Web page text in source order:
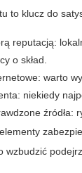
to klucz do
reputacją:
o skład.
warto
niekiedy
źródła:
wzbudzić